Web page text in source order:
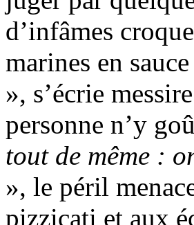
d’infâmes
marines en
», s’écrie
personne n’y
tout de même :
», le péril
pizzicati et aux